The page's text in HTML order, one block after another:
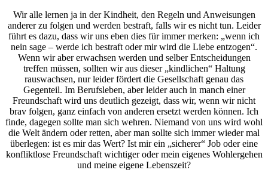
Wir alle lernen ja in der Kindheit, den Regeln und Anweisungen
anderer zu folgen und werden bestraft, falls wir es nicht tun. Leider
führt es dazu, dass wir uns eben dies für immer merken: „wenn ich
nein sage – werde ich bestraft oder mir wird die Liebe entzogen“.
Wenn wir aber erwachsen werden und selber Entscheidungen
treffen müssen, sollten wir aus dieser „kindlichen“ Haltung
rauswachsen, nur leider fördert die Gesellschaft genau das
Gegenteil. Im Berufsleben, aber leider auch in manch einer
Freundschaft wird uns deutlich gezeigt, dass wir, wenn wir nicht
brav folgen, ganz einfach von anderen ersetzt werden können. Ich
finde, dagegen sollte man sich wehren. Niemand von uns wird wohl
die Welt ändern oder retten, aber man sollte sich immer wieder mal
überlegen: ist es mir das Wert? Ist mir ein „sicherer“ Job oder eine
konfliktlose Freundschaft wichtiger oder mein eigenes Wohlergehen
und meine eigene Lebenszeit?